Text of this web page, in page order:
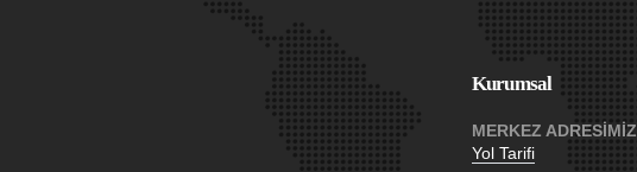
Kurumsal
MERKEZ ADRESİMİZ
Yol Tarifi